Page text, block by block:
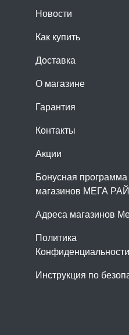
Новости
Как купить
Доставка
О магазине
Гарантия
Контакты
Акции
Бонусная программа
магазинов МЕГА РАЙ
Адреса магазинов
Политика
Конфиденциальности
Инструкция по